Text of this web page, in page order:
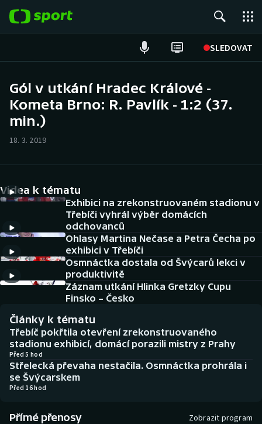
SLEDOVAT
Hokej
Tenis
Cyklistika
DALŠÍ SPORTY
Americký fotbal
Baseball a softbal
Biatlon
Boby a skeleton
Box
Curling
NEPŘEHLÉDNĚTE
Historické návraty
Aplikace ČT sport
AZ kvíz
Gól v utkání Hradec Králové -
Kometa Brno: R. Pavlík - 1:2 (37.
min.)
18. 3. 2019
Videa k tématu
Exhibici na zrekonstruovaném stadionu v
Třebíči vyhrál výběr domácích
odchovanců
Ohlasy Martina Nečase a Petra Čecha po
exhibici v Třebíči
Osmnáctka dostala od Švýcarů lekci v
produktivitě
Záznam utkání Hlinka Gretzky Cupu
Finsko – Česko
Články k tématu
Třebíč pokřtila otevření zrekonstruovaného
stadionu exhibicí, domácí porazili mistry z Prahy
Před 5 hod
Střelecká převaha nestačila. Osmnáctka prohrála i
se Švýcarskem
Před 16 hod
Přímé přenosy Zobrazit program